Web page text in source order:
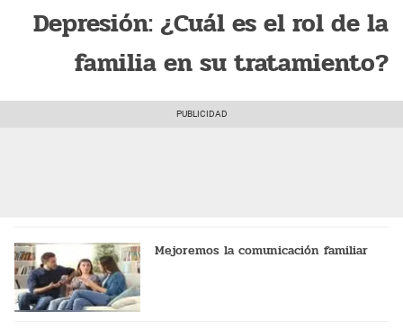
Depresión: ¿Cuál es el rol de la
familia en su tratamiento?
Mejoremos la comunicación familiar